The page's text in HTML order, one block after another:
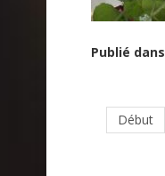
Publié dans
Début